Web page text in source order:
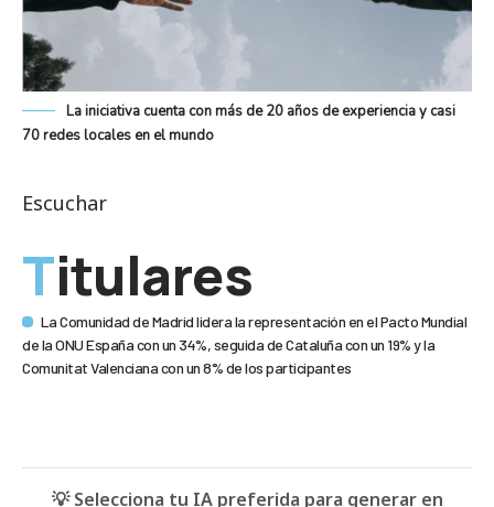
La iniciativa cuenta con más de 20 años de experiencia y casi
70 redes locales en el mundo
Escuchar
Titulares
La Comunidad de Madrid lidera la representación en el Pacto Mundial
de la ONU España con un 34%, seguida de Cataluña con un 19% y la
Comunitat Valenciana con un 8% de los participantes
💡 Selecciona tu IA preferida para generar en